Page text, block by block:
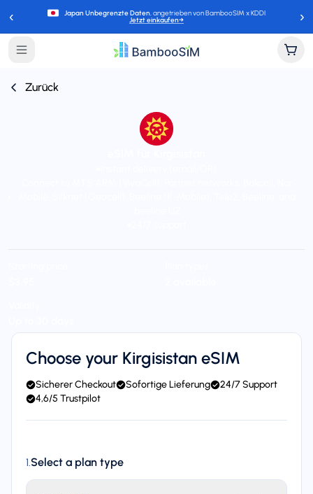
‹ Japan Unbegrenzte Daten, angetrieben von BambooSIM x KDDI
Jetzt einkaufen→ ›
Zurück
Choose your Kirgisistan eSIM
Sicherer Checkout Sofortige Lieferung
24/7 Support
4,6/5 Trustpilot
1.Select a plan type